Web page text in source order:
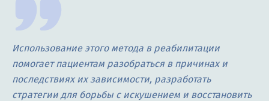
Использование этого метода в реабилитации
помогает пациентам разобраться в причинах и
последствиях их зависимости, разработать
стратегии для борьбы с искушением и восстановить